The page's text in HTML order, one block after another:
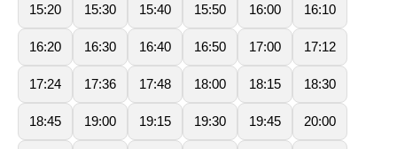
15:20 15:30 15:40 15:50 16:00 16:10
16:20 16:30 16:40 16:50 17:00 17:12
17:24 17:36 17:48 18:00 18:15 18:30
18:45 19:00 19:15 19:30 19:45 20:00